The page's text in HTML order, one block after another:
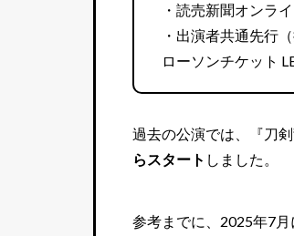
・読売新聞オンラ
・出演者共通先行（
ローソンチケット
過去の公演では、『刀
らスタート しました。
参考までに、2025年7月